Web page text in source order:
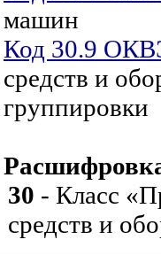
машин
Код 30.9
средств и
группировки
30 - Класс
средств и